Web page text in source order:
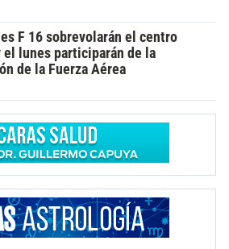
F 16 sobrevolarán el centro
el lunes participarán de la
de la Fuerza Aérea